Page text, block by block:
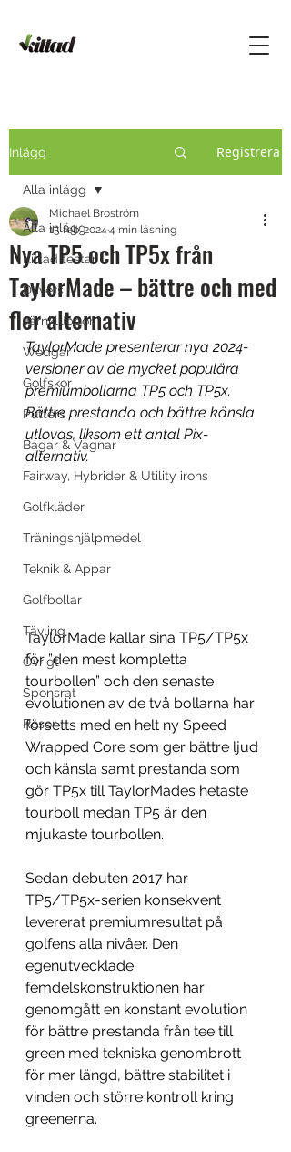
Inlägg Registrera
Alla inlägg
Kittad testar
Drivers
Järnklubbor
Wedgar
Golfskor
Putters
Bagar & Vagnar
Fairway, Hybrider & Utility irons
Golfkläder
Träningshjälpmedel
Teknik & Appar
Golfbollar
Tävling
Övrigt
Sponsrat
Resor
Alla inlägg
Nya TP5 och TP5x från
TaylorMade – bättre och med
fler alternativ
Michael Broström
15 feb. 2024 4 min läsning
TaylorMade presenterar nya 2024-
versioner av de mycket populära
premiumbollarna TP5 och TP5x.
Bättre prestanda och bättre känsla
utlovas, liksom ett antal Pix-
alternativ.
TaylorMade kallar sina TP5/TP5x
för ”den mest kompletta
tourbollen” och den senaste
evolutionen av de två bollarna har
försetts med en helt ny Speed
Wrapped Core som ger bättre ljud
och känsla samt prestanda som
gör TP5x till TaylorMades hetaste
tourboll medan TP5 är den
mjukaste tourbollen.
Sedan debuten 2017 har
TP5/TP5x-serien konsekvent
levererat premiumresultat på
golfens alla nivåer. Den
egenutvecklade
femdelskonstruktionen har
genomgått en konstant evolution
för bättre prestanda från tee till
green med tekniska genombrott
för mer längd, bättre stabilitet i
vinden och större kontroll kring
greenerna.